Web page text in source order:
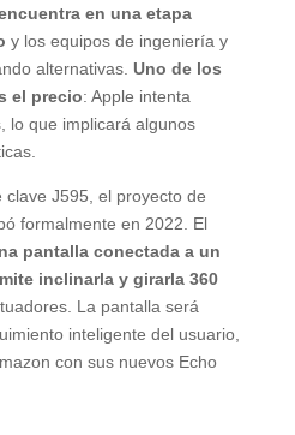
en una etapa
y los equipos de ingeniería y
alternativas. Uno de los
el precio: Apple intenta
lo que implicará algunos
J595, el proyecto de
formalmente en 2022. El
pantalla conectada a un
inclinarla y girarla 360
La pantalla será
inteligente del usuario,
con sus nuevos Echo